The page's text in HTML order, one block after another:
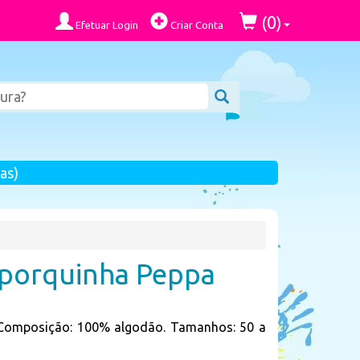
Efetuar Login Criar Conta (0)
Peppa
100% algodão. Tamanhos: 50 a